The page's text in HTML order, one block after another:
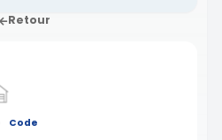
Retour
Code